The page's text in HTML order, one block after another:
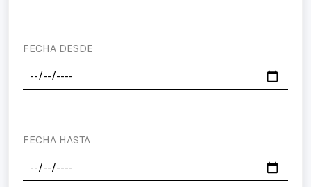
FECHA DESDE
FECHA HASTA